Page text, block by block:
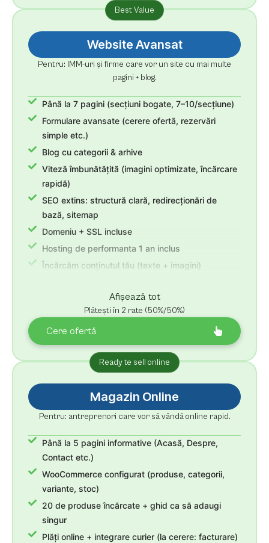
Website Avansat
Pentru: IMM-uri și firme care vor un site cu mai multe
pagini + blog.
Până la 7 pagini (secțiuni bogate, 7–10/secțiune)
Formulare avansate (cerere ofertă, rezervări
simple etc.)
Blog cu categorii & arhive
Viteză îmbunătățită (imagini optimizate, încărcare
rapidă)
SEO extins: structură clară, redirecționări de
bază, sitemap
Domeniu + SSL incluse
Hosting de performanta 1 an inclus
Încărcăm conținutul tău (texte + imagini)
Afișează tot
Plătești în 2 rate (50%/50%)
Cere ofertă
Best Value
Magazin Online
Pentru: antreprenori care vor să vândă online rapid.
Până la 5 pagini informative (Acasă, Despre,
Contact etc.)
WooCommerce configurat (produse, categorii,
variante, stoc)
20 de produse încărcate + ghid ca să adaugi
singur
Plăți online + integrare curier (la cerere: facturare)
Ready te sell online